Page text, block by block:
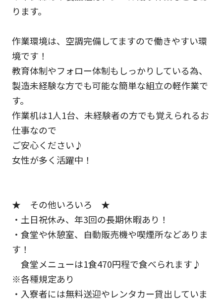
ります。
作業環境は、空調完備してますので働きやすい環
境です！
教育体制やフォロー体制もしっかりしている為、
製造未経験な方でも可能な簡単な組立の軽作業で
す。
作業机は1人1台、未経験者の方でも覚えられるお
仕事なので
ご安心ください♪
女性が多く活躍中！
★ その他いろいろ ★
・土日祝休み、年3回の長期休暇あり！
・食堂や休憩室、自動販売機や喫煙所などありま
す！
食堂メニューは1食470円程で食べられます♪
※各種規定あり
・入寮者には無料送迎やレンタカー貸出していま